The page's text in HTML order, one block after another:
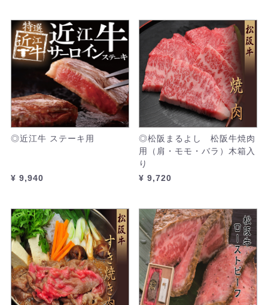
◎近江牛 ステーキ用
¥ 9,940
◎松阪まるよし 松阪牛焼肉
用（肩・モモ・バラ）木箱入
り
¥ 9,720